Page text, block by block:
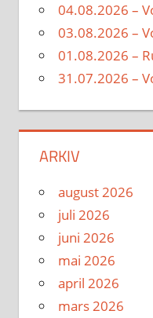
04.08.2026 –
03.08.2026 –
01.08.2026 –
31.07.2026 –
ARKIV
august 2026
juli 2026
juni 2026
mai 2026
april 2026
mars 2026